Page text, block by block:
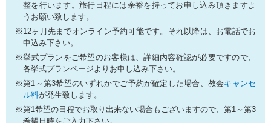
整を行います。旅行日程には余裕を持ってお申し込み頂きますよ
うお願い致します。
※12ヶ月先までオンライン予約可能です。それ以降は、お電話でお
申込み下さい。
※挙式プランをご希望のお客様は、詳細内容確認が必要ですので、
各挙式プランページよりお申し込み下さい。
※第1～第3希望のいずれかでご予約が確定した場合、教会キャンセ
ル料が発生致します。
※第1希望の日程でお取り出来ない場合もございますので、第1～第3
希望日時をご入力下さい。